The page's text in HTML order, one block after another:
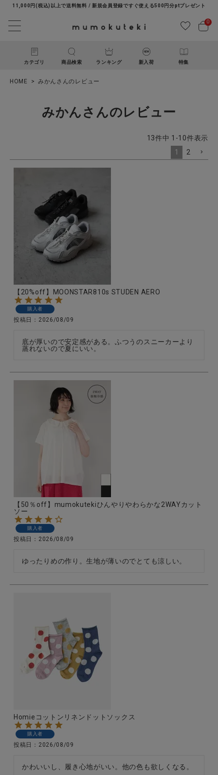
11,000円(税込)以上で送料無料 / 新規会員登録ですぐ使える500円分ptプレゼント
0
カテゴリ 商品検索 ランキング 新入荷 特集
ACCOUNT MENU
ログイン
CATEGORY
ナチュラル服
ファッション雑貨
生活雑貨
ブランド
全ての商品
ご利用ガイド
お問い合わせ
HOME みかんさんのレビュー
みかんさんのレビュー
13件中 1 -10件表示
1
2
【20%off】MOONSTAR810s STUDEN AERO
購入者
投稿日 2026/08/09
底が厚いので安定感がある。ふつうのスニーカーより
蒸れないので夏にいい。
【50％off】mumokutekiひんやりやわらかな2WAYカット
ソー
購入者
投稿日 2026/08/09
ゆったりめの作り。生地が薄いのでとても涼しい。
Homieコットンリネンドットソックス
購入者
投稿日 2026/08/09
かわいいし、履き心地がいい。他の色も欲しくなる。